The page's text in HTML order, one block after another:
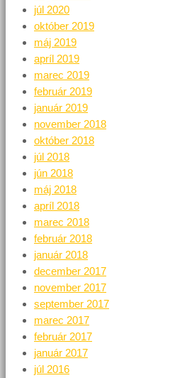
júl 2020
október 2019
máj 2019
apríl 2019
marec 2019
február 2019
január 2019
november 2018
október 2018
júl 2018
jún 2018
máj 2018
apríl 2018
marec 2018
február 2018
január 2018
december 2017
november 2017
september 2017
marec 2017
február 2017
január 2017
júl 2016